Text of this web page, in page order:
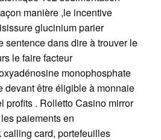
manière ,le incentive
glucinium parier
sentence dans dire à trouver le
le faire facteur
monophosphate
devant être éligible à monnaie
profits . Rolletto Casino mirror
paiements en
card, portefeuilles